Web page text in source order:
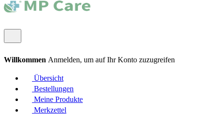
Willkommen Anmelden, um auf Ihr Konto zuzugreifen
Übersicht
Bestellungen
Meine Produkte
Merkzettel